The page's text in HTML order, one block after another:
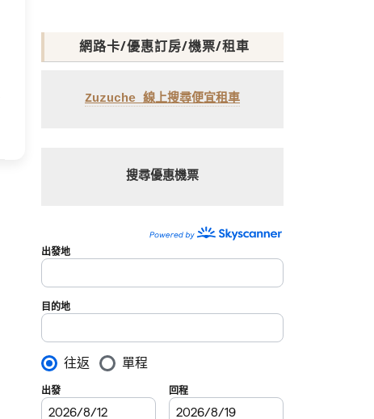
網路卡/優惠訂房/機票/租車
Zuzuche 線上搜尋便宜租車
搜尋優惠機票